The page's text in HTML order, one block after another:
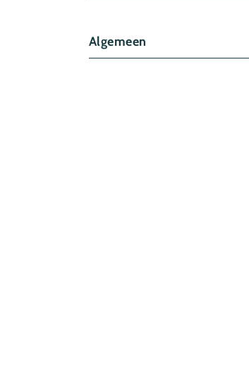
Overdekt Zwembad (
Kinderopvang (
Algemeen